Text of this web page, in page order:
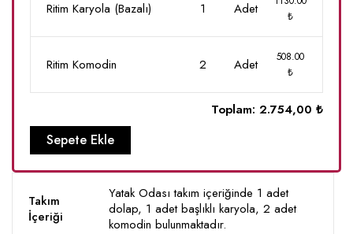
Ritim Karyola (Bazalı) 1 Adet
₺
Ritim Komodin 2 Adet
508.00
₺
Toplam: 2.754,00 ₺
Sepete Ekle
Takım
İçeriği
Yatak Odası takım içeriğinde 1 adet
dolap, 1 adet başlıklı karyola, 2 adet
komodin bulunmaktadır.